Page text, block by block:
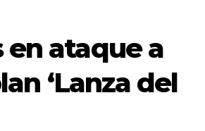
en ataque a
‘Lanza del